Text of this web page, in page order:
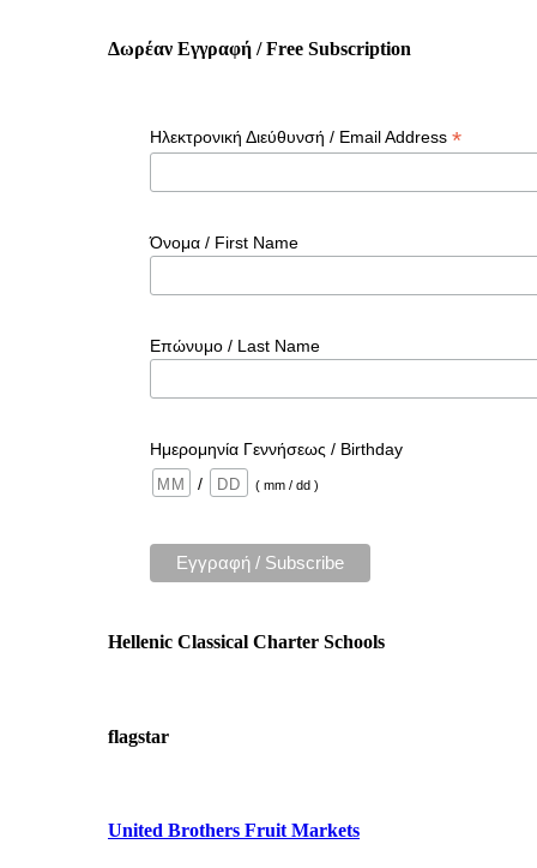
Δωρέαν Εγγραφή / Free Subscription
Ηλεκτρονική Διεύθυνσή / Email Address *
Όνομα / First Name
Επώνυμο / Last Name
Ημερομηνία Γεννήσεως / Birthday
/
( mm / dd )
Hellenic Classical Charter Schools
flagstar
United Brothers Fruit Markets